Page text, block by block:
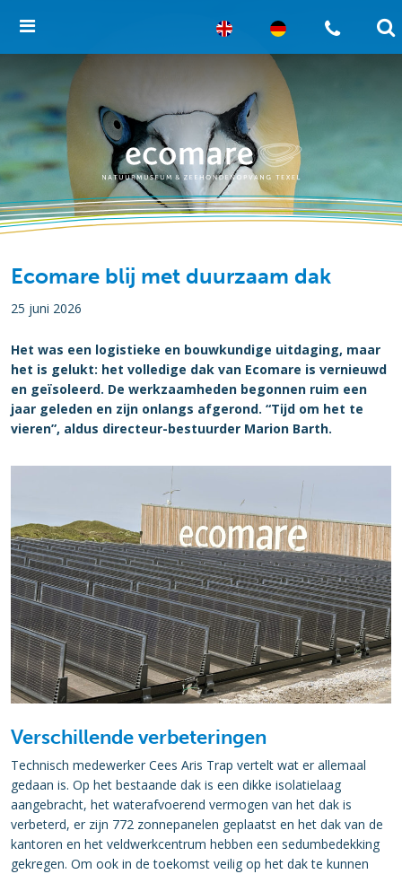
Ecomare blij met duurzaam dak
25 juni 2026
Het was een logistieke en bouwkundige uitdaging, maar
het is gelukt: het volledige dak van Ecomare is vernieuwd
en geïsoleerd. De werkzaamheden begonnen ruim een
jaar geleden en zijn onlangs afgerond. “Tijd om het te
vieren”, aldus directeur-bestuurder Marion Barth.
Verschillende verbeteringen
Technisch medewerker Cees Aris Trap vertelt wat er allemaal
gedaan is. Op het bestaande dak is een dikke isolatielaag
aangebracht, het waterafvoerend vermogen van het dak is
verbeterd, er zijn 772 zonnepanelen geplaatst en het dak van de
kantoren en het veldwerkcentrum hebben een sedumbedekking
gekregen. Om ook in de toekomst veilig op het dak te kunnen